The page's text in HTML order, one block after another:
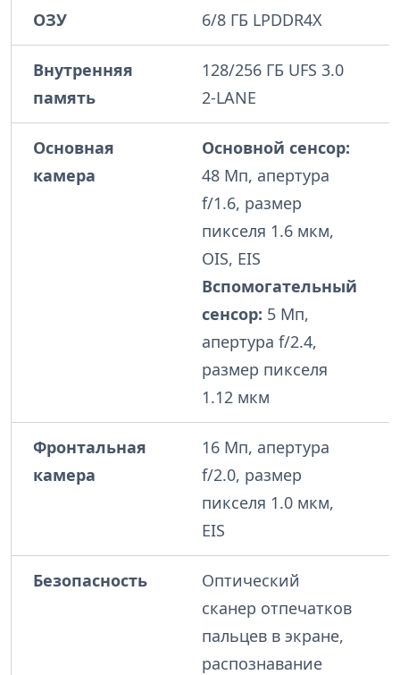
ОЗУ 6/8 ГБ LPDDR4X
Внутренняя
память
128/256 ГБ UFS 3.0
2-LANE
Основная
камера
Основной сенсор:
48 Мп, апертура
f/1.6, размер
пикселя 1.6 мкм,
OIS, EIS
Вспомогательный
сенсор: 5 Мп,
апертура f/2.4,
размер пикселя
1.12 мкм
Фронтальная
камера
16 Мп, апертура
f/2.0, размер
пикселя 1.0 мкм,
EIS
Безопасность
Оптический
сканер отпечатков
пальцев в экране,
распознавание